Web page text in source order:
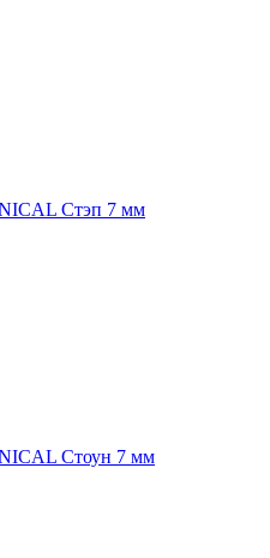
Стэп 7 мм
Стоун 7 мм